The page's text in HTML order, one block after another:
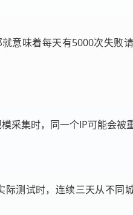
意味着每天有5000次失败
集时，同一个IP可能会被
测试时，连续三天从不同